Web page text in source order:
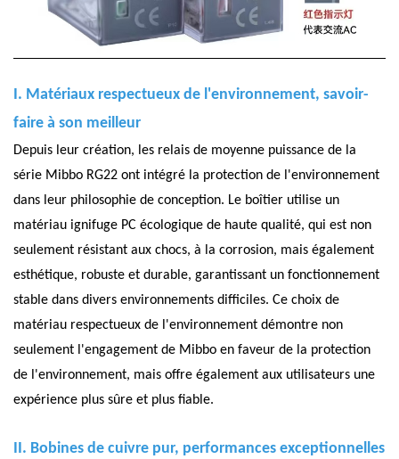
I. Matériaux respectueux de l'environnement, savoir-
faire à son meilleur
Depuis leur création, les relais de moyenne puissance de la
série Mibbo RG22 ont intégré la protection de l'environnement
dans leur philosophie de conception. Le boîtier utilise un
matériau ignifuge PC écologique de haute qualité, qui est non
seulement résistant aux chocs, à la corrosion, mais également
esthétique, robuste et durable, garantissant un fonctionnement
stable dans divers environnements difficiles. Ce choix de
matériau respectueux de l'environnement démontre non
seulement l'engagement de Mibbo en faveur de la protection
de l'environnement, mais offre également aux utilisateurs une
expérience plus sûre et plus fiable.
II. Bobines de cuivre pur, performances exceptionnelles